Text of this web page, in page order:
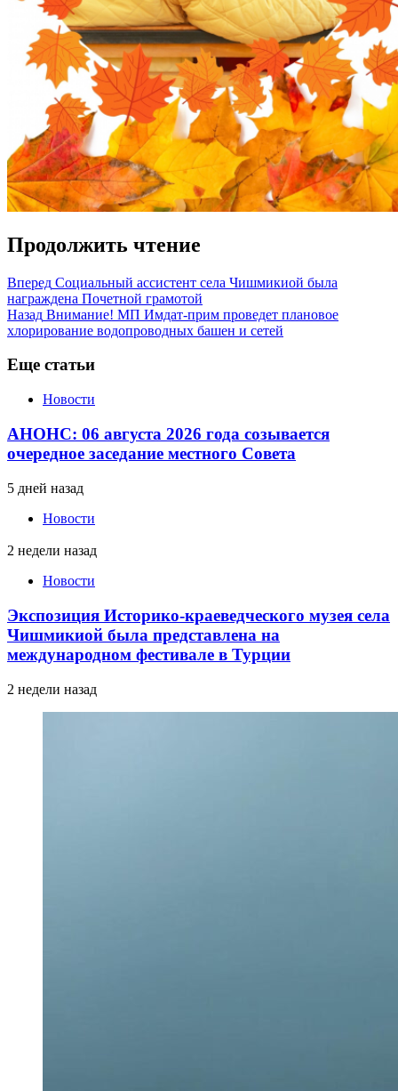
Продолжить чтение
Вперед Социальный ассистент села Чишмикиой была
награждена Почетной грамотой
Назад Внимание! МП Имдат-прим проведет плановое
хлорирование водопроводных башен и сетей
Еще статьи
Новости
АНОНС: 06 августа 2026 года созывается
очередное заседание местного Совета
5 дней назад
Новости
2 недели назад
Новости
Экспозиция Историко-краеведческого музея села
Чишмикиой была представлена на
международном фестивале в Турции
2 недели назад